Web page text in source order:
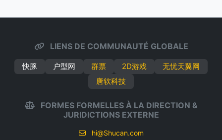
LIENS DE COMMUNAUTÉ GLOBALE
快豚 户型网 群票 2D游戏
无忧天翼网
唐软科技
FORMES FORMELLES À LA DIRECTION &
JURIDICTIONS EXTERNE
hi@Shucan.com